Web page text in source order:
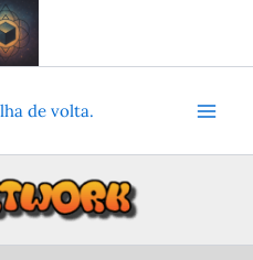
de volta.